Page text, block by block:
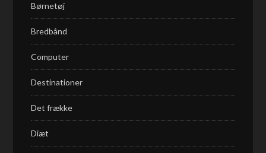
Børnetøj
Bredbånd
Computer
Destinationer
Det frække
Diæt